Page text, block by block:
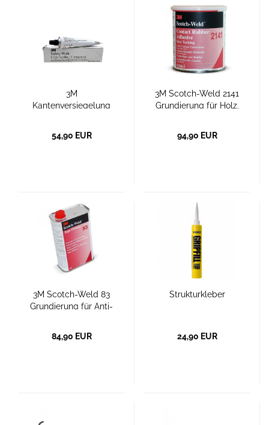
3M
Kantenversiegelung
54,90 EUR
3M Scotch-Weld 2141
Grundierung für Holz,
94,90 EUR
3M Scotch-Weld 83
Grundierung für Anti-
porösen
84,90 EUR
Strukturkleber
24,90 EUR